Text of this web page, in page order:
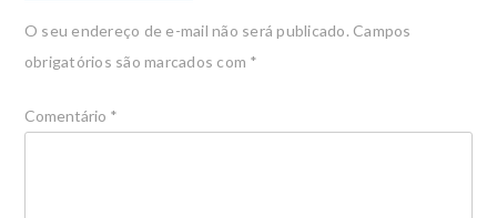
O seu endereço de e-mail não será publicado. Campos
obrigatórios são marcados com *
Comentário *